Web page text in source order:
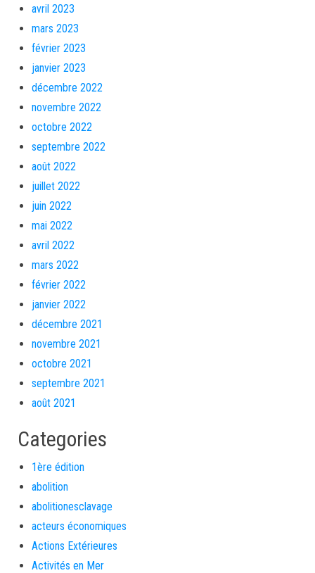
avril 2023
mars 2023
février 2023
janvier 2023
décembre 2022
novembre 2022
octobre 2022
septembre 2022
août 2022
juillet 2022
juin 2022
mai 2022
avril 2022
mars 2022
février 2022
janvier 2022
décembre 2021
novembre 2021
octobre 2021
septembre 2021
août 2021
Categories
1ère édition
abolition
abolitionesclavage
acteurs économiques
Actions Extérieures
Activités en Mer